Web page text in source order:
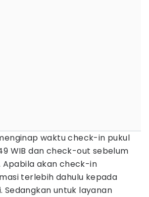
waktu check-in pukul
WIB dan check-out sebelum
Apabila akan check-in
terlebih dahulu kepada
Sedangkan untuk layanan